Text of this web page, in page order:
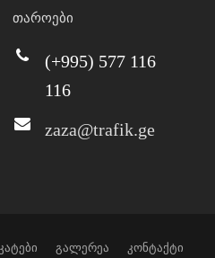
თაროები
(+995) 577 116
116
zaza@trafik.ge
გალერეა კონტაქტი